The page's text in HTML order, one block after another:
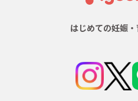
はじめての妊娠